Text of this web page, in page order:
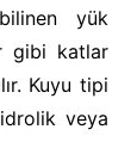
yük
gibi katlar
Kuyu tipi
veya